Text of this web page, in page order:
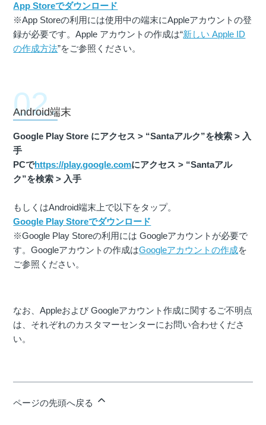
App Storeでダウンロード
※App Storeの利用には使用中の端末にAppleアカウントの登
録が必要です。Apple アカウントの作成は“新しい Apple ID
の作成方法”をご参照ください。
Android端末
Google Play Store にアクセス > “Santaアルク”を検索 > 入
手
PCでhttps://play.google.comにアクセス > “Santaアル
ク”を検索 > 入手
もしくはAndroid端末上で以下をタップ。
Google Play Storeでダウンロード
※Google Play Storeの利用には Googleアカウントが必要で
す。Googleアカウントの作成はGoogleアカウントの作成を
ご参照ください。
なお、Appleおよび Googleアカウント作成に関するご不明点
は、それぞれのカスタマーセンターにお問い合わせくださ
い。
ページの先頭へ戻る